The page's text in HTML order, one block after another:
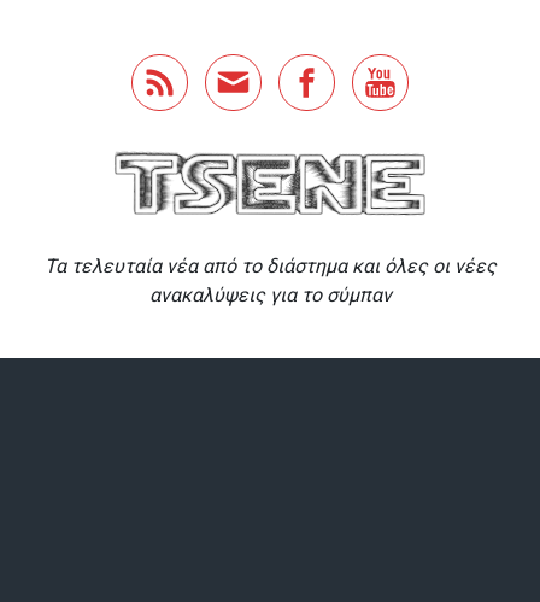
Τα τελευταία νέα από το διάστημα και όλες οι νέες
ανακαλύψεις για το σύμπαν